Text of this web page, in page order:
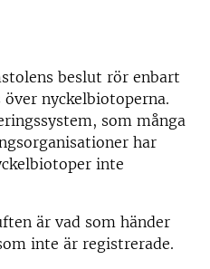
beslut rör enbart
över nyckelbiotoperna.
som många
har
inte
är vad som händer
inte är registrerade.